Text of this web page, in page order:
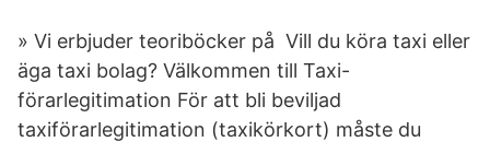
» Vi erbjuder teoriböcker på Vill du köra taxi eller
äga taxi bolag? Välkommen till Taxi-
förarlegitimation För att bli beviljad
taxiförarlegitimation (taxikörkort) måste du